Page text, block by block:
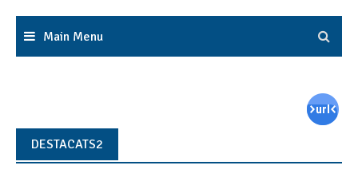
Main Menu
DESTACATS2